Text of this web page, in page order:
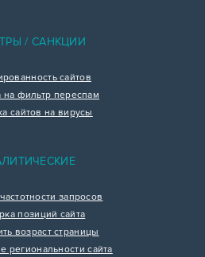
/ САНКЦИИ
сайтов
на фильтр переспам
сайтов на вирусы
запросов
позиций сайта
возраст страницы
региональности сайта